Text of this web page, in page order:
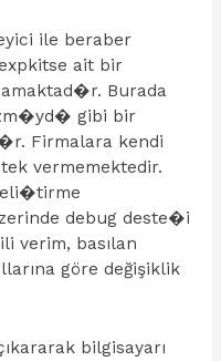
ile beraber
ait bir
Burada
gibi bir
Firmalara kendi
vermemektedir.
debug deste�i
verim, basılan
göre değişiklik
bilgisayarı